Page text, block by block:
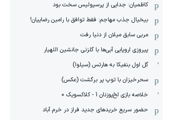
کاظمیان: جدایی از پرسپولیس سخت بود
بیخیال جذب مهاجم: فقط توافق با رامین رضاییان!
مربی سابق میلان از دنیا رفت
پیروزی اروپایی آبی‌ها با گلزنی جانشین اللهیار
گل اول بنفیکا به هارتس (سیلوا)
سحرخیزان با توپ پر برگشت (عکس)
خلاصه بازی لخ‌پوزنان 1 - کلاکسویک 0
حضور سریع خریدهای جدید فراز در خرم آباد